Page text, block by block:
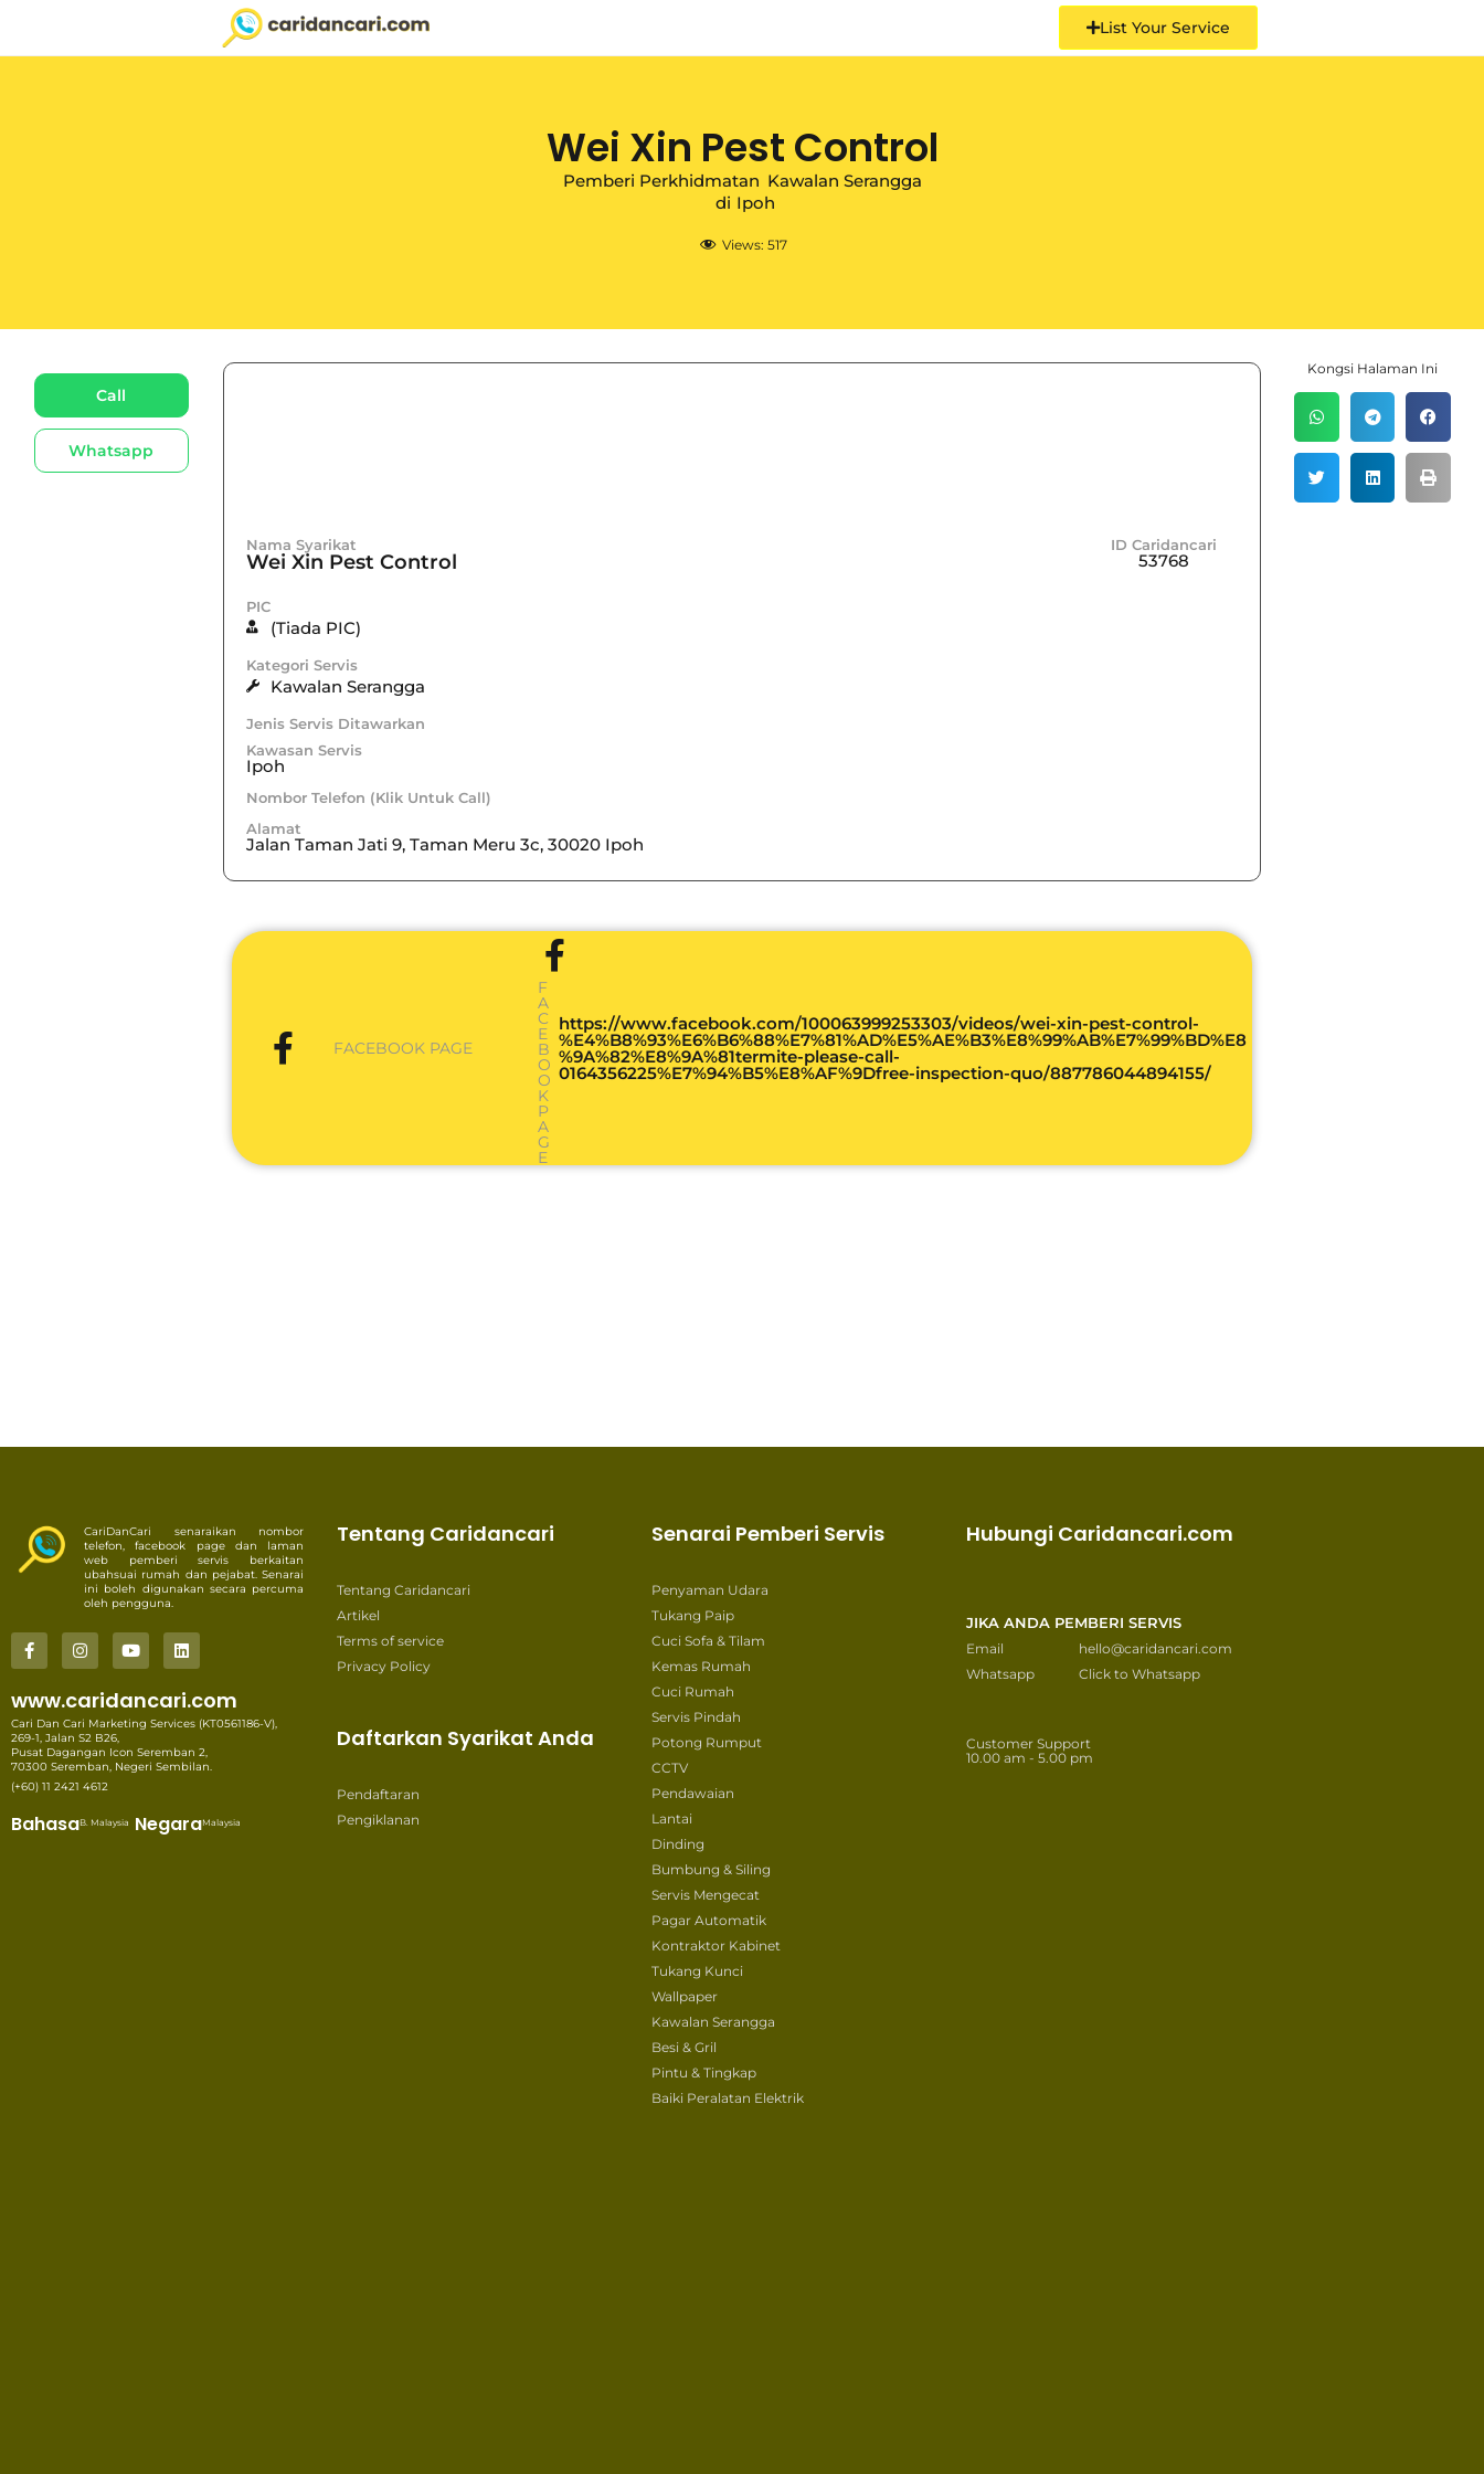
List Your Service
Wei Xin Pest Control
Pemberi Perkhidmatan Kawalan Serangga
di Ipoh
Views: 517
Call
Whatsapp
Nama Syarikat
Wei Xin Pest Control
ID Caridancari
53768
PIC
(Tiada PIC)
Kategori Servis
Kawalan Serangga
Jenis Servis Ditawarkan
Kawasan Servis
Ipoh
Nombor Telefon (Klik Untuk Call)
Alamat
Jalan Taman Jati 9, Taman Meru 3c, 30020 Ipoh
Kongsi Halaman Ini
FACEBOOK PAGE
F
A
C
E
B
O
O
K
P
A
G
E
https://www.facebook.com/100063999253303/videos/wei-xin-pest-control-
%E4%B8%93%E6%B6%88%E7%81%AD%E5%AE%B3%E8%99%AB%E7%99%BD%E8
%9A%82%E8%9A%81termite-please-call-
0164356225%E7%94%B5%E8%AF%9Dfree-inspection-quo/887786044894155/
CariDanCari senaraikan nombor
telefon, facebook page dan laman
web pemberi servis berkaitan
ubahsuai rumah dan pejabat. Senarai
ini boleh digunakan secara percuma
oleh pengguna.
www.caridancari.com
Cari Dan Cari Marketing Services (KT0561186-V),
269-1, Jalan S2 B26,
Pusat Dagangan Icon Seremban 2,
70300 Seremban, Negeri Sembilan.
(+60) 11 2421 4612
BahasaB. Malaysia NegaraMalaysia
Tentang Caridancari
Tentang Caridancari
Artikel
Terms of service
Privacy Policy
Daftarkan Syarikat Anda
Pendaftaran
Pengiklanan
Senarai Pemberi Servis
Penyaman Udara
Tukang Paip
Cuci Sofa & Tilam
Kemas Rumah
Cuci Rumah
Servis Pindah
Potong Rumput
CCTV
Pendawaian
Lantai
Dinding
Bumbung & Siling
Servis Mengecat
Pagar Automatik
Kontraktor Kabinet
Tukang Kunci
Wallpaper
Kawalan Serangga
Besi & Gril
Pintu & Tingkap
Baiki Peralatan Elektrik
Hubungi Caridancari.com
JIKA ANDA PEMBERI SERVIS
Email
hello@caridancari.com
Whatsapp
Click to Whatsapp
Customer Support
10.00 am - 5.00 pm